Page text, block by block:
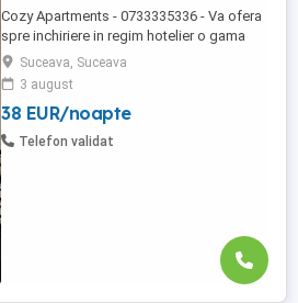
Cozy Apartments - 0733335336 - Va ofera
spre inchiriere in regim hotelier o gama
variata de apartamente si garsoniere
situate in puncte cheie ale orasului
Suceava: Bulevardul George Enescu.
Kaufland George Enescu In centrul
Orasului pe Esplanada langa McDonald's.
Suceava, Suceava
3 august
38 EUR/noapte
Telefon validat